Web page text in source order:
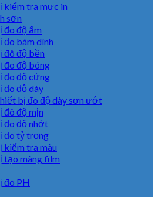
kiểm tra mực in
sơn
đo độ ẩm
đo bám dính
đô độ bền
đo độ bóng
đo độ cứng
đo độ dày
bị đo độ dày sơn ướt
đô độ mịn
đo độ nhớt
đo tỷ trọng
kiểm tra màu
tạo màng film
đo PH